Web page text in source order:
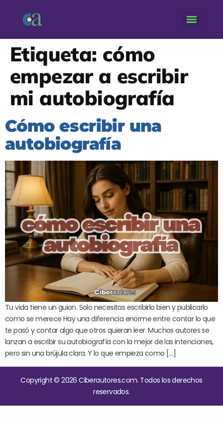
Etiqueta: cómo
empezar a escribir
mi autobiografía
Cómo escribir una
autobiografía
Tu vida tiene un guion. Solo necesitas escribirlo bien y publicarlo
como se merece Hay una diferencia enorme entre contar lo que
te pasó y contar algo que otros quieran leer. Muchos autores se
lanzan a escribir su autobiografía con la mejor de las intenciones,
pero sin una brújula clara. Y lo que empieza como […]
Copyright © 2026 Ciberautores.com. Todos los derechos
reservados.